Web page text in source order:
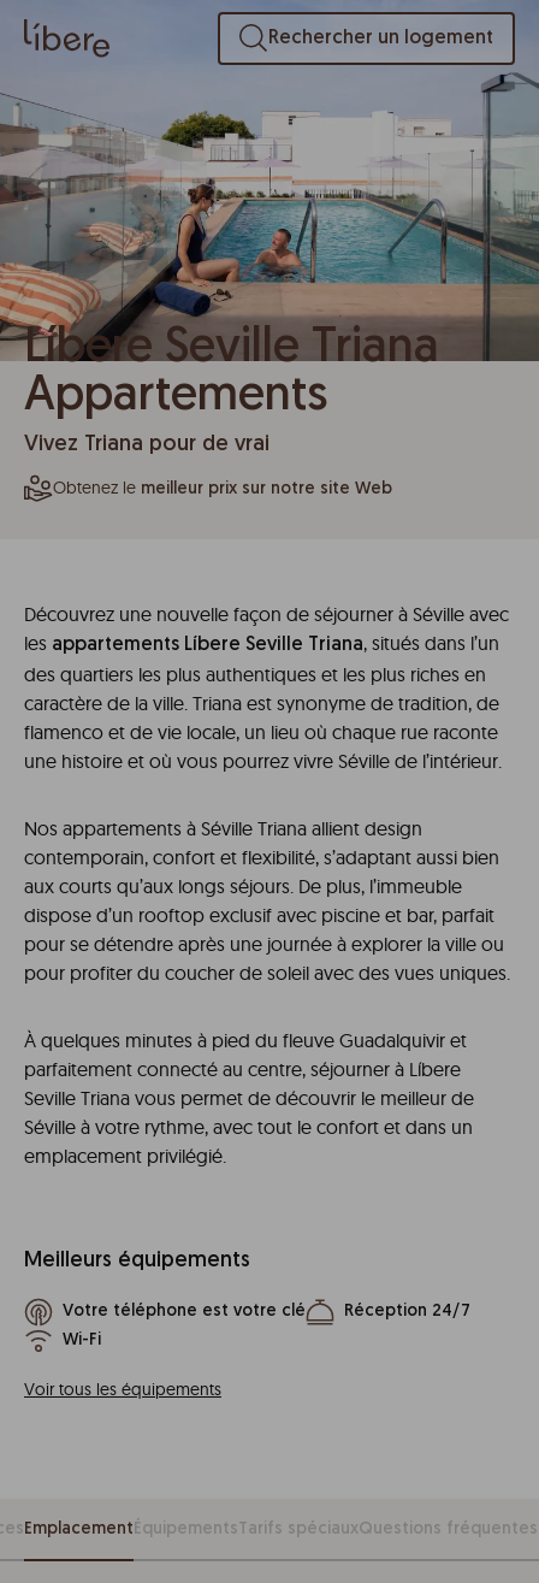
Rechercher un logement
Líbere Seville Triana
Appartements
Vivez Triana pour de vrai
Obtenez le meilleur prix sur notre site Web
Découvrez une nouvelle façon de séjourner à Séville avec
les appartements Líbere Seville Triana, situés dans l’un
des quartiers les plus authentiques et les plus riches en
caractère de la ville. Triana est synonyme de tradition, de
flamenco et de vie locale, un lieu où chaque rue raconte
une histoire et où vous pourrez vivre Séville de l’intérieur.
Nos appartements à Séville Triana allient design
contemporain, confort et flexibilité, s’adaptant aussi bien
aux courts qu’aux longs séjours. De plus, l’immeuble
dispose d’un rooftop exclusif avec piscine et bar, parfait
pour se détendre après une journée à explorer la ville ou
pour profiter du coucher de soleil avec des vues uniques.
À quelques minutes à pied du fleuve Guadalquivir et
parfaitement connecté au centre, séjourner à Líbere
Seville Triana vous permet de découvrir le meilleur de
Séville à votre rythme, avec tout le confort et dans un
emplacement privilégié.
Meilleurs équipements
Votre téléphone est votre clé
Réception 24/7
Wi-Fi
Voir tous les équipements
EmplacementÉquipements Tarifs spéciauxQuestions fréquentes